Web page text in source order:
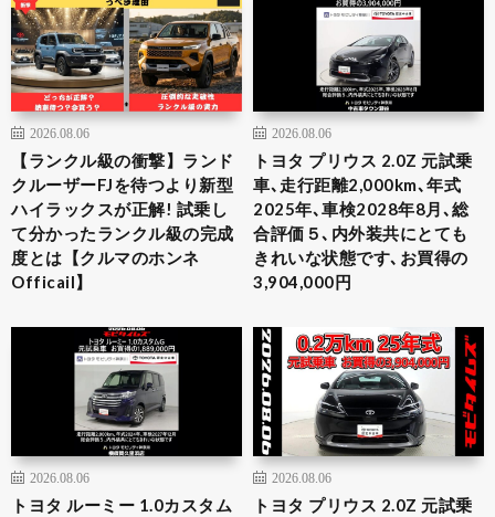
2026.08.06
【ランクル級の衝撃】ランド
クルーザーFJを待つより新型
ハイラックスが正解! 試乗し
て分かったランクル級の完成
度とは【クルマのホンネ
Officail】
2026.08.06
トヨタ プリウス 2.0Z 元試乗
車､走行距離2,000km､年式
2025年､車検2028年8月､総
合評価５､内外装共にとても
きれいな状態です､お買得の
3,904,000円
2026.08.06
トヨタ ルーミー 1.0カスタム
2026.08.06
トヨタ プリウス 2.0Z 元試乗